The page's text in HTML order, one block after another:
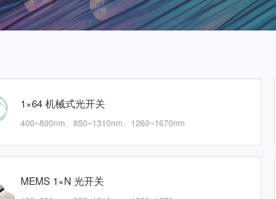
1×64 机械式光开关
400~800nm、850~1310nm、1260~1670nm
MEMS 1×N 光开关